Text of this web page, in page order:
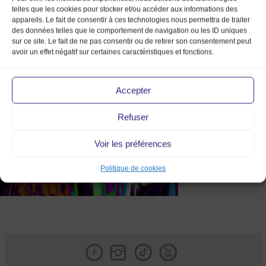
telles que les cookies pour stocker et/ou accéder aux informations des
appareils. Le fait de consentir à ces technologies nous permettra de traiter
des données telles que le comportement de navigation ou les ID uniques
sur ce site. Le fait de ne pas consentir ou de retirer son consentement peut
avoir un effet négatif sur certaines caractéristiques et fonctions.
Accepter
Refuser
Voir les préférences
Politique de cookies
IMG_1291